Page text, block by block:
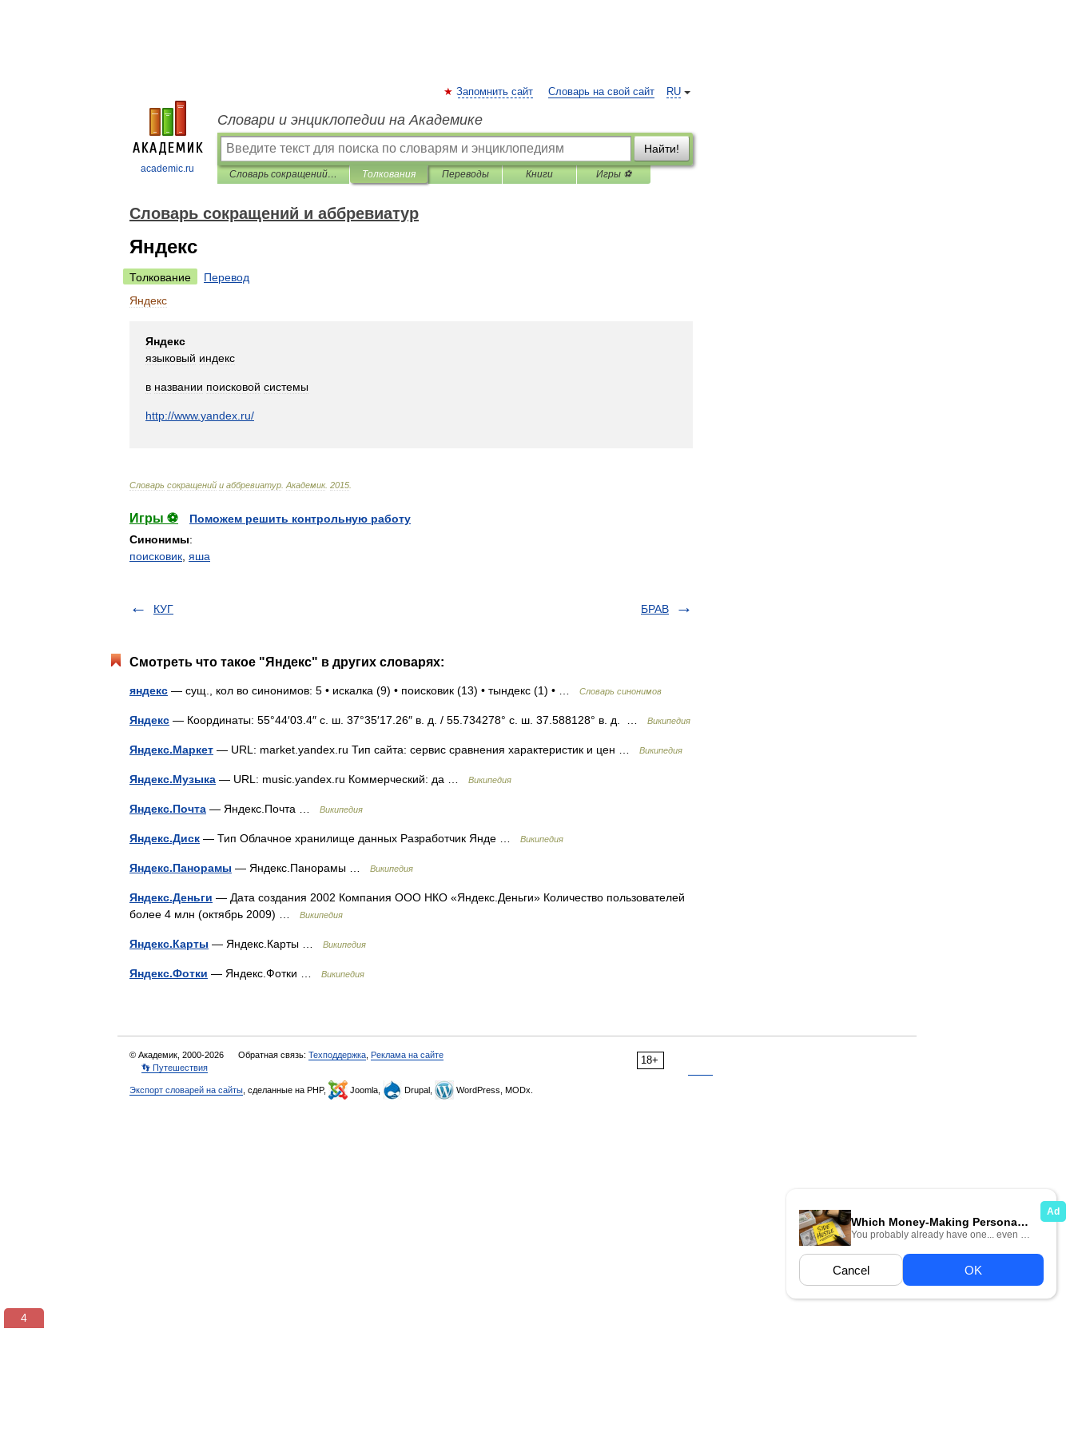
academic.ru
RU
Запомнить сайт Словарь на свой сайт
Словари и энциклопедии на Академике
Найти!
Словарь сокращений и аббревиатур Толкования Переводы Книги Игры ⚽
Словарь сокращений и аббревиатур
Яндекс
Толкование
Перевод
Яндекс
Яндекс
языковый индекс
в названии поисковой системы
http://www.yandex ru/
Словарь сокращений и аббревиатур Академик. 2015
Игры ⚽
Поможем решить контрольную работу
Синонимы:
поисковик яша
КУГ БРАВ
Смотреть что такое "Яндекс" в других словарях:
яндекс — сущ., кол во синонимов: 5 • искалка (9) • поисковик (13) • тындекс (1) • … Словарь синонимов
Яндекс — Координаты: 55°44′03.4″ с. ш. 37°35′17.26″ в. д. / 55.734278° с. ш. 37.588128° в. д. … Википедия
Яндекс.Маркет — URL: market.yandex.ru Тип сайта: сервис сравнения характеристик и цен … Википедия
Яндекс.Музыка — URL: music.yandex.ru Коммерческий: да … Википедия
Яндекс.Почта — Яндекс.Почта … Википедия
Яндекс.Диск — Тип Облачное хранилище данных Разработчик Янде … Википедия
Яндекс.Панорамы — Яндекс.Панорамы … Википедия
Яндекс.Деньги — Дата создания 2002 Компания ООО НКО «Яндекс.Деньги» Количество пользователей
более 4 млн (октябрь 2009) …
Википедия
Яндекс.Карты — Яндекс.Карты … Википедия
Яндекс.Фотки — Яндекс.Фотки … Википедия
18+
© Академик, 2000-2026 Обратная связь: Техподдержка Реклама на сайте
👣 Путешествия
Экспорт словарей на сайты , сделанные на PHP, Joomla, Drupal, WordPress, MODx.
3